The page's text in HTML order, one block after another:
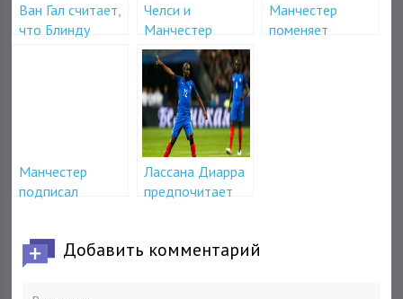
Ван Гал считает,
что Блинду
Челси и
Манчестер
будут бороться
за Карраско
Манчестер
поменяет
Манчестер
подписал
Лассана Диарра
предпочитает
Добавить комментарий